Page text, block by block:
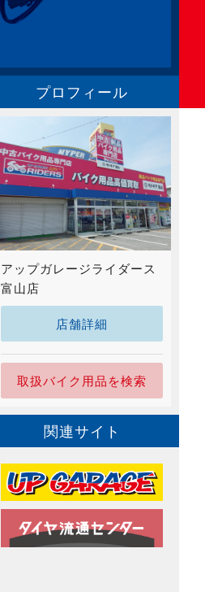
プロフィール
アップガレージライダース
富山店
店舗詳細
取扱バイク用品を検索
関連サイト